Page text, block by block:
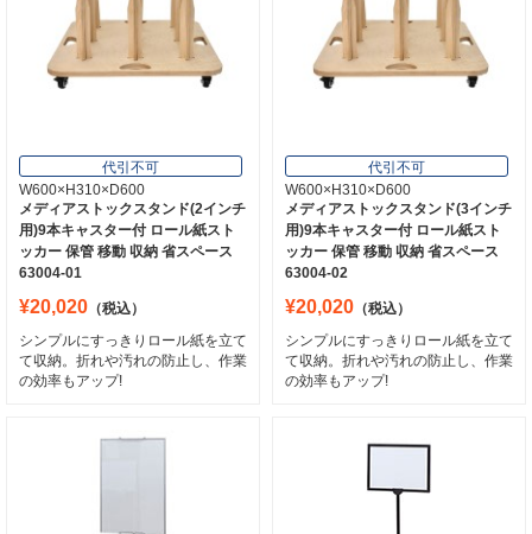
代引不可
W600×H310×D600
メディアストックスタンド(2インチ
用)9本キャスター付 ロール紙スト
ッカー 保管 移動 収納 省スペース
63004-01
¥20,020 （税込）
シンプルにすっきりロール紙を立て
て収納。折れや汚れの防止し、作業
の効率もアップ!
代引不可
W600×H310×D600
メディアストックスタンド(3インチ
用)9本キャスター付 ロール紙スト
ッカー 保管 移動 収納 省スペース
63004-02
¥20,020 （税込）
シンプルにすっきりロール紙を立て
て収納。折れや汚れの防止し、作業
の効率もアップ!